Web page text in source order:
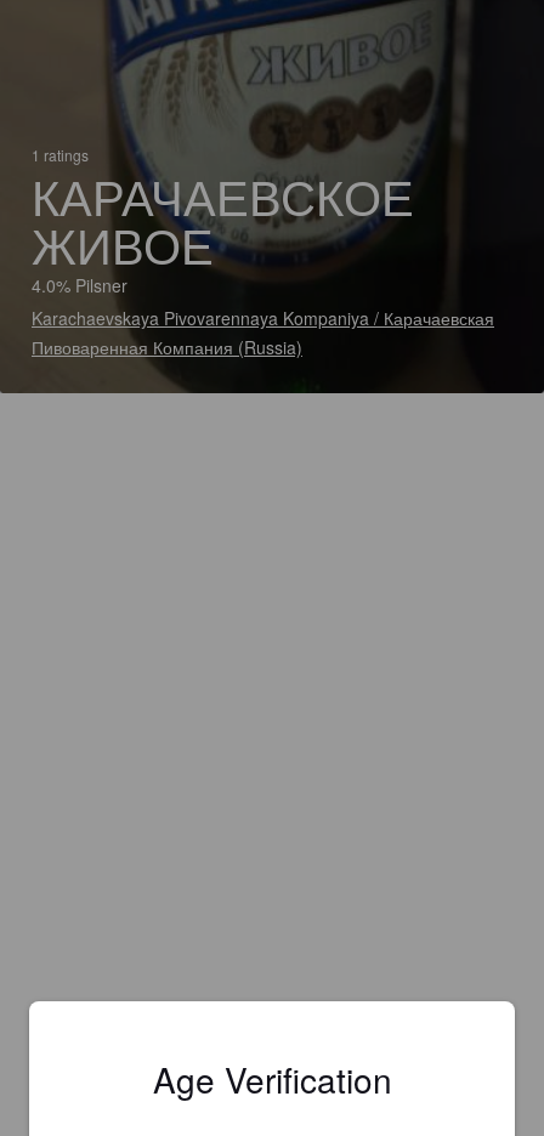
1 ratings
КАРАЧАЕВСКОЕ
ЖИВОЕ
4.0% Pilsner
Karachaevskaya Pivovarennaya Kompaniya / Карачаевская
Пивоваренная Компания (Russia)
Age Verification